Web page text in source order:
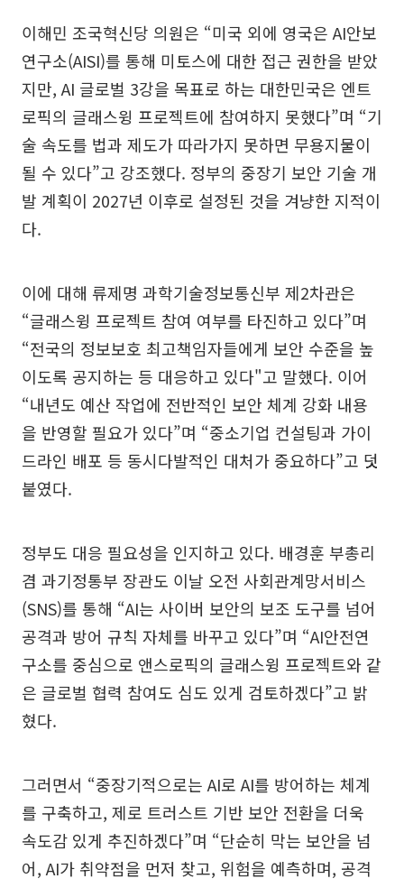
이해민 조국혁신당 의원은 “미국 외에 영국은 AI안보
연구소(AISI)를 통해 미토스에 대한 접근 권한을 받았
지만, AI 글로벌 3강을 목표로 하는 대한민국은 엔트
로픽의 글래스윙 프로젝트에 참여하지 못했다”며 “기
술 속도를 법과 제도가 따라가지 못하면 무용지물이
될 수 있다”고 강조했다. 정부의 중장기 보안 기술 개
발 계획이 2027년 이후로 설정된 것을 겨냥한 지적이
다.
이에 대해 류제명 과학기술정보통신부 제2차관은
“글래스윙 프로젝트 참여 여부를 타진하고 있다”며
“전국의 정보보호 최고책임자들에게 보안 수준을 높
이도록 공지하는 등 대응하고 있다"고 말했다. 이어
“내년도 예산 작업에 전반적인 보안 체계 강화 내용
을 반영할 필요가 있다”며 “중소기업 컨설팅과 가이
드라인 배포 등 동시다발적인 대처가 중요하다”고 덧
붙였다.
정부도 대응 필요성을 인지하고 있다. 배경훈 부총리
겸 과기정통부 장관도 이날 오전 사회관계망서비스
(SNS)를 통해 “AI는 사이버 보안의 보조 도구를 넘어
공격과 방어 규칙 자체를 바꾸고 있다”며 “AI안전연
구소를 중심으로 앤스로픽의 글래스윙 프로젝트와 같
은 글로벌 협력 참여도 심도 있게 검토하겠다”고 밝
혔다.
그러면서 “중장기적으로는 AI로 AI를 방어하는 체계
를 구축하고, 제로 트러스트 기반 보안 전환을 더욱
속도감 있게 추진하겠다”며 “단순히 막는 보안을 넘
어, AI가 취약점을 먼저 찾고, 위험을 예측하며, 공격